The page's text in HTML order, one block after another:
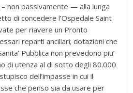
non passivamente — alla lunga
di concedere l’Ospedale Saint
per riavere un Pronto
reparti ancillari; dotazioni che
Pubblica non prevedono piu’
di utenza al di sotto degli 80.000
dell’impasse in cui il
che penso sia da usare per